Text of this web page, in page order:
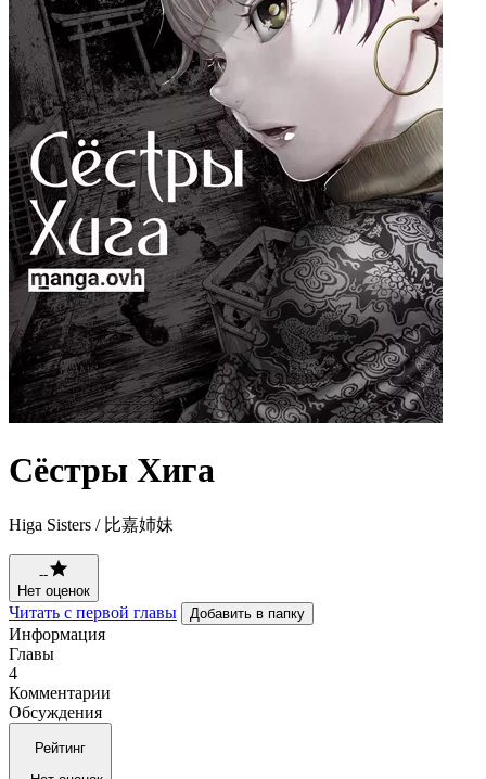
Сёстры Хига
Higa Sisters / 比嘉姉妹
--
Нет оценок
Читать с первой главы Добавить в папку
Информация
Главы
4
Комментарии
Обсуждения
Рейтинг